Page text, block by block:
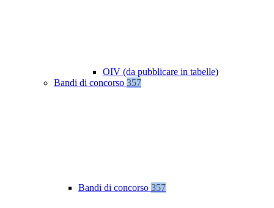
OIV (da pubblicare in tabelle)
Bandi di concorso 357
Bandi di concorso 357